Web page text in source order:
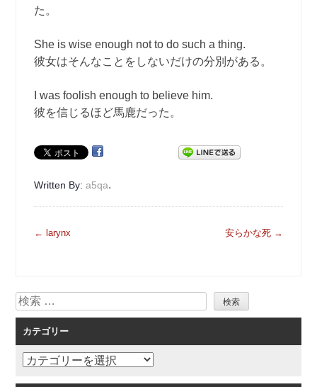
た。
She is wise enough not to do such a thing.
彼女はそんなことをしないだけの分別がある。
I was foolish enough to believe him.
彼を信じるほど馬鹿だった。
Written By:a5qa.
投
ゲ
ー
シ
ョ
ン
← larynx 安らかな死 →
検
索
カテゴリー
カ